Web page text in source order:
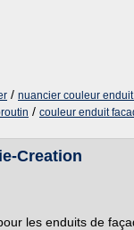
/ nuancier couleur
/ couleur enduit
Creation
les enduits de